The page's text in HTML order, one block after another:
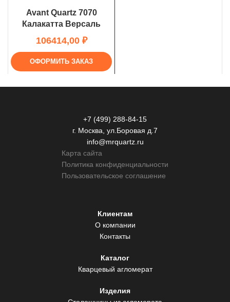
Avant Quartz 7070
Калакатта Версаль
₽
ОФОРМИТЬ ЗАКАЗ
+7 (499) 288-84-15
г. Москва, ул.Боровая д.7
info@mrquartz.ru
Карта сайта
Политика конфиденциальности
Пользовательское соглашение
Клиентам
О компании
Контакты
Каталог
Кварцевый агломерат
Изделия